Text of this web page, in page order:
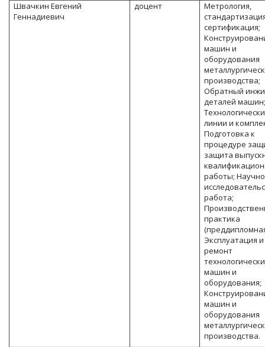
Швачкин Евгений
Геннадиевич
доцент
Метрология,
сертификация;
машин и
оборудования
производства;
Обратный
деталей
линии и
Подготовка к
процедуре
защита
работы;
работа;
практика
Эксплуатация и
ремонт
машин и
оборудования;
машин и
оборудования
производства.